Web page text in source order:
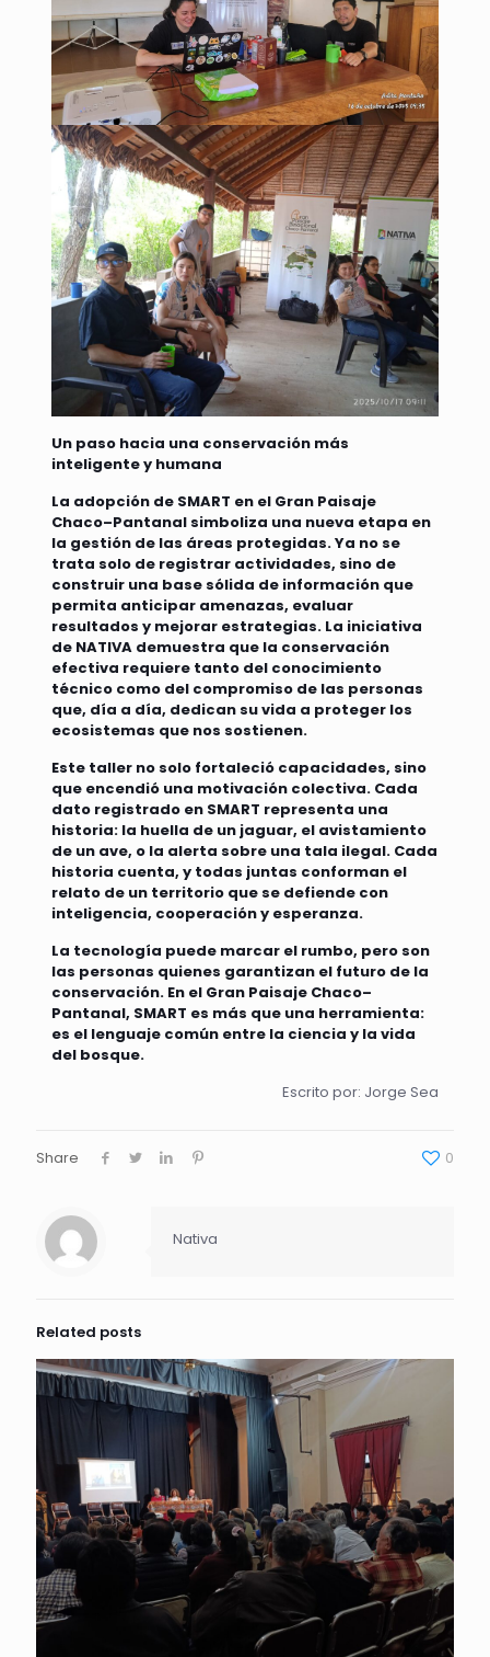
Un paso hacia una conservación más
inteligente y humana
La adopción de SMART en el Gran Paisaje
Chaco–Pantanal simboliza una nueva etapa en
la gestión de las áreas protegidas. Ya no se
trata solo de registrar actividades, sino de
construir una base sólida de información que
permita anticipar amenazas, evaluar
resultados y mejorar estrategias. La iniciativa
de NATIVA demuestra que la conservación
efectiva requiere tanto del conocimiento
técnico como del compromiso de las personas
que, día a día, dedican su vida a proteger los
ecosistemas que nos sostienen.
Este taller no solo fortaleció capacidades, sino
que encendió una motivación colectiva. Cada
dato registrado en SMART representa una
historia: la huella de un jaguar, el avistamiento
de un ave, o la alerta sobre una tala ilegal. Cada
historia cuenta, y todas juntas conforman el
relato de un territorio que se defiende con
inteligencia, cooperación y esperanza.
La tecnología puede marcar el rumbo, pero son
las personas quienes garantizan el futuro de la
conservación. En el Gran Paisaje Chaco–
Pantanal, SMART es más que una herramienta:
es el lenguaje común entre la ciencia y la vida
del bosque.
Escrito por: Jorge Sea
Share 0
Nativa
Related posts